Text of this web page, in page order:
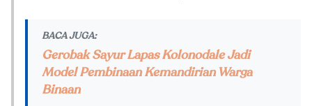
BACA JUGA:
Gerobak Sayur Lapas Kolonodale Jadi
Model Pembinaan Kemandirian Warga
Binaan